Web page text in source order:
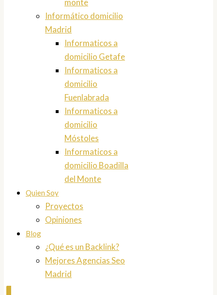
monte
Informático domicilio
Madrid
Informaticos a
domicilio Getafe
Informaticos a
domicilio
Fuenlabrada
Informaticos a
domicilio
Móstoles
Informaticos a
domicilio Boadilla
del Monte
Quien Soy
Proyectos
Opiniones
Blog
¿Qué es un Backlink?
Mejores Agencias Seo
Madrid